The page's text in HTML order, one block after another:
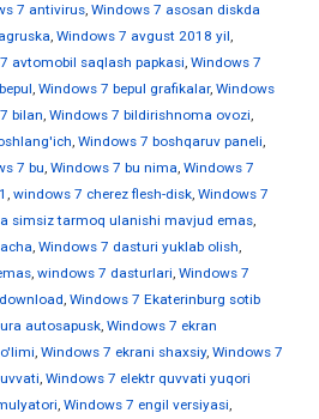
7 antivirus, Windows 7 asosan diskda
, Windows 7 avgust 2018 yil,
avtomobil saqlash papkasi, Windows 7
, Windows 7 bepul grafikalar, Windows
bilan, Windows 7 bildirishnoma ovozi,
, Windows 7 boshqaruv paneli,
7 bu, Windows 7 bu nima, Windows 7
, windows 7 cherez flesh-disk, Windows 7
simsiz tarmoq ulanishi mavjud emas,
, Windows 7 dasturi yuklab olish,
, windows 7 dasturlari, Windows 7
, Windows 7 Ekaterinburg sotib
autosapusk, Windows 7 ekran
, Windows 7 ekrani shaxsiy, Windows 7
, Windows 7 elektr quvvati yuqori
, Windows 7 engil versiyasi,